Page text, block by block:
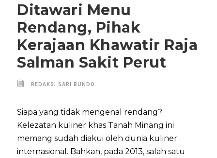
Ditawari Menu
Rendang, Pihak
Kerajaan Khawatir Raja
Salman Sakit Perut
REDAKSI SARI BUNDO
Siapa yang tidak mengenal rendang?
Kelezatan kuliner khas Tanah Minang ini
memang sudah diakui oleh dunia kuliner
internasional. Bahkan, pada 2013, salah satu